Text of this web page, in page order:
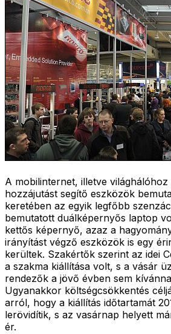
A mobilinternet, illetve
hozzájutást segítő eszközök
keretében az egyik legfőbb
bemutatott duálképernyős laptop
kettős képernyő, azaz a
irányítást végző eszközök is egy
kerültek. Szakértők szerint az idei
a szakma kiállítása volt, s a vásár
rendezők a jövő évben sem
Ugyanakkor költségcsökkentés
arról, hogy a kiállítás időtartamát
lerövidítik, s az vasárnap helyett
ér.